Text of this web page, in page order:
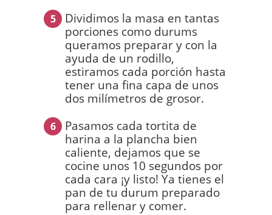
5
Dividimos la masa en tantas
porciones como durums
queramos preparar y con la
ayuda de un rodillo,
estiramos cada porción hasta
tener una fina capa de unos
dos milímetros de grosor.
6
Pasamos cada tortita de
harina a la plancha bien
caliente, dejamos que se
cocine unos 10 segundos por
cada cara ¡y listo! Ya tienes el
pan de tu durum preparado
para rellenar y comer.